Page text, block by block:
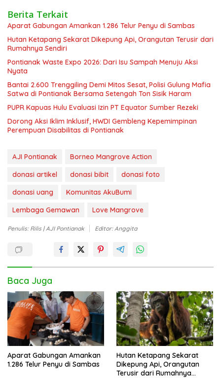
Berita Terkait
Aparat Gabungan Amankan 1.286 Telur Penyu di Sambas
Hutan Ketapang Sekarat Dikepung Api, Orangutan Terusir dari
Rumahnya Sendiri
Pontianak Waste Expo 2026: Dari Isu Sampah Menuju Aksi
Nyata
Bantai 2.600 Trenggiling Demi Mitos Sesat, Polisi Gulung Mafia
Satwa di Pontianak Bersama Setengah Ton Sisik Haram
PUPR Kapuas Hulu Evaluasi Izin PT Equator Sumber Rezeki
Dorong Aksi Iklim Inklusif, HWDI Gembleng Kepemimpinan
Perempuan Disabilitas di Pontianak
AJI Pontianak
Borneo Mangrove Action
donasi artikel
donasi bibit
donasi foto
donasi uang
Komunitas AkuBumi
Lembaga Gemawan
Love Mangrove
Penulis: Rilis | AJI Pontianak Editor: Anggita
Baca Juga
Aparat Gabungan Amankan
1.286 Telur Penyu di Sambas
Hutan Ketapang Sekarat
Dikepung Api, Orangutan
Terusir dari Rumahnya